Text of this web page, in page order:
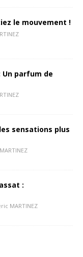
le mouvement !
Un parfum de
sensations plus
:
MARTINEZ